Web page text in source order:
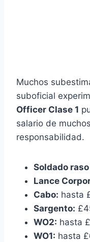
Muchos
suboficial
Officer Clase 1
salario de
responsabilidad.
Soldado
Lance
Cabo: hasta
Sargento:
WO2: hasta
WO1: hasta